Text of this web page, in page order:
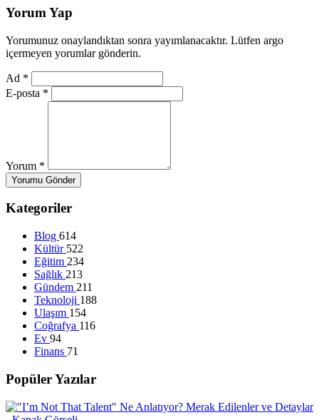
Yorum Yap
Yorumunuz onaylandıktan sonra yayımlanacaktır. Lütfen argo
içermeyen yorumlar gönderin.
Ad *
E-posta *
Yorum *
Yorumu Gönder
Kategoriler
Blog 614
Kültür 522
Eğitim 234
Sağlık 213
Gündem 211
Teknoloji 188
Ulaşım 154
Coğrafya 116
Ev 94
Finans 71
Popüler Yazılar